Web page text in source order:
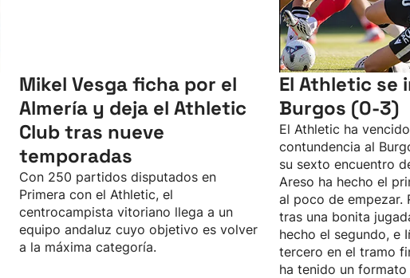
Mikel Vesga ficha por el
Almería y deja el Athletic
Club tras nueve
temporadas
Con 250 partidos disputados en
Primera con el Athletic, el
centrocampista vitoriano llega a un
equipo andaluz cuyo objetivo es volver
a la máxima categoría.
El Athletic se
Burgos (0-3)
El Athletic ha
contundencia al
su sexto encuentro
Areso ha hecho el
al poco de empezar.
tras una bonita
hecho el segundo, e
tercero en el tramo
ha tenido un